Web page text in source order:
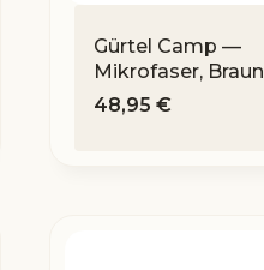
Gürtel Camp —
Mikrofaser, Braun
48,95 €